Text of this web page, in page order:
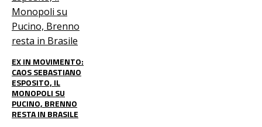
EX IN MOVIMENTO:
CAOS SEBASTIANO
ESPOSITO, IL
MONOPOLI SU
PUCINO, BRENNO
RESTA IN BRASILE